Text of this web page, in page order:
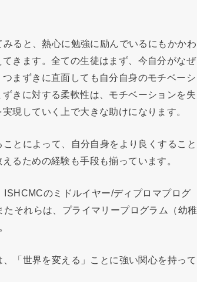
ると、熱心に勉強に励んでいるにもかかわ
きます。全ての生徒はまず、今自分がなぜ
まずきに直面しても自分自身のモチベーシ
きに対する柔軟性は、モチベーションを失
現していく上で大きな助けになります。
とによって、自分自身をより良くすること
るための経験も手段も揃っています。
のミドルイヤー/ディプロマプログ
それらは、プライマリープログラム（幼稚
「世界を変える」ことに強い関心を持って